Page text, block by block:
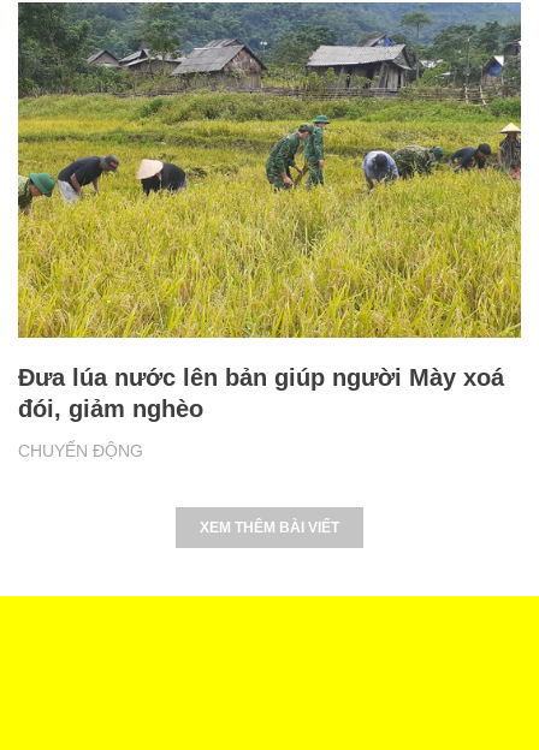
CHUYỂN ĐỘNG
Đưa lúa nước lên bản giúp người Mày xoá
đói, giảm nghèo
XEM THÊM BÀI VIẾT